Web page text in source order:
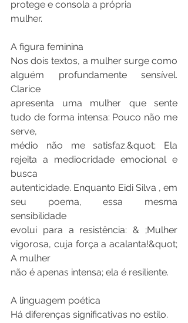
protege e consola a própria
mulher.
A figura feminina
Nos dois textos, a mulher surge como
alguém profundamente sensível.
Clarice
apresenta uma mulher que sente
tudo de forma intensa: Pouco não me
serve,
médio não me satisfaz.&quot; Ela
rejeita a mediocridade emocional e
busca
autenticidade. Enquanto Eidi Silva , em
seu poema, essa mesma
sensibilidade
evolui para a resistência: & ;Mulher
vigorosa, cuja força a acalanta!&quot;
A mulher
não é apenas intensa; ela é resiliente.
A linguagem poética
Há diferenças significativas no estilo.